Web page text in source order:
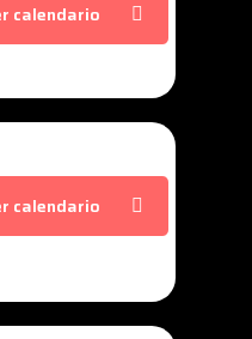
calendario
calendario